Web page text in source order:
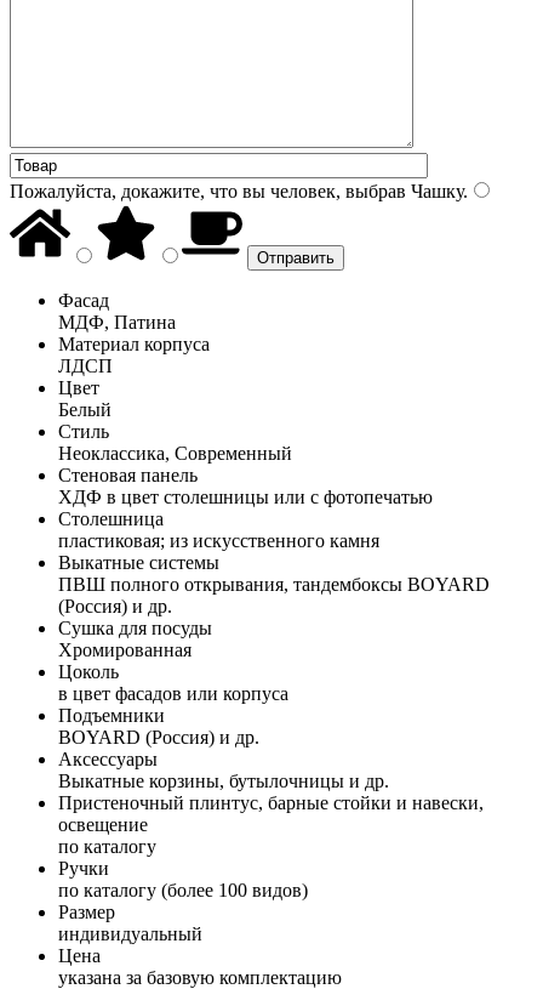
Пожалуйста, докажите, что вы человек, выбрав Чашку.
Фасад
МДФ, Патина
Материал корпуса
ЛДСП
Цвет
Белый
Стиль
Неоклассика, Современный
Стеновая панель
ХДФ в цвет столешницы или с фотопечатью
Столешница
пластиковая; из искусственного камня
Выкатные системы
ПВШ полного открывания, тандембоксы BOYARD
(Россия) и др.
Сушка для посуды
Хромированная
Цоколь
в цвет фасадов или корпуса
Подъемники
BOYARD (Россия) и др.
Аксессуары
Выкатные корзины, бутылочницы и др.
Пристеночный плинтус, барные стойки и навески,
освещение
по каталогу
Ручки
по каталогу (более 100 видов)
Размер
индивидуальный
Цена
указана за базовую комплектацию